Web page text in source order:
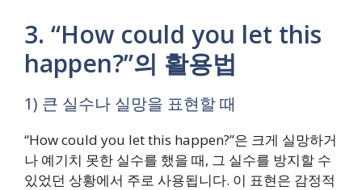
3. “How could you let this
happen?”의 활용법
1) 큰 실수나 실망을 표현할 때
“How could you let this happen?”은 크게 실망하거
나 예기치 못한 실수를 했을 때, 그 실수를 방지할 수
있었던 상황에서 주로 사용됩니다. 이 표현은 감정적